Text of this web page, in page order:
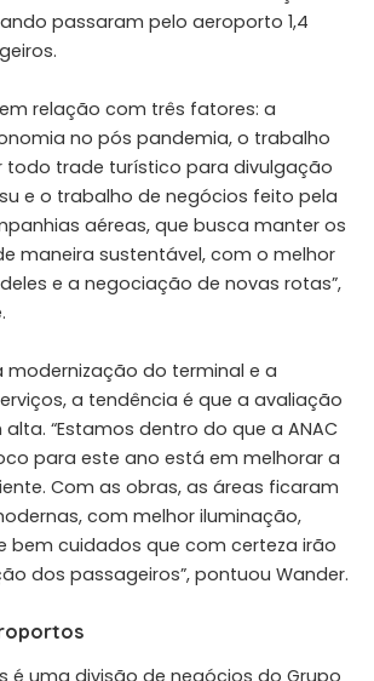
passaram pelo aeroporto 1,4
relação com três fatores: a
no pós pandemia, o trabalho
todo trade turístico para divulgação
e o trabalho de negócios feito pela
aéreas, que busca manter os
maneira sustentável, com o melhor
e a negociação de novas rotas”,
modernização do terminal e a
a tendência é que a avaliação
“Estamos dentro do que a ANAC
para este ano está em melhorar a
Com as obras, as áreas ficaram
com melhor iluminação,
bem cuidados que com certeza irão
dos passageiros”, pontuou Wander.